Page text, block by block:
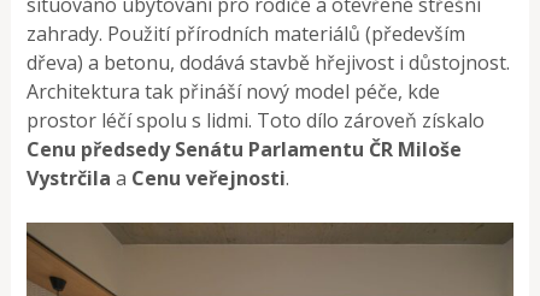
zahrady. Použití přírodních materiálů (především
dřeva) a betonu, dodává stavbě hřejivost i důstojnost.
Architektura tak přináší nový model péče, kde
prostor léčí spolu s lidmi. Toto dílo zároveň získalo
Cenu předsedy Senátu Parlamentu ČR Miloše
Vystrčila a Cenu veřejnosti.